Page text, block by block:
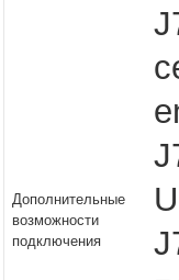
Дополнительные
возможности
подключения